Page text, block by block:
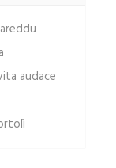
audace